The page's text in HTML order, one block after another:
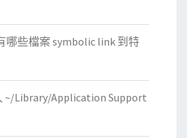
哪些檔案 symbolic link 到特
~/Library/Application Support